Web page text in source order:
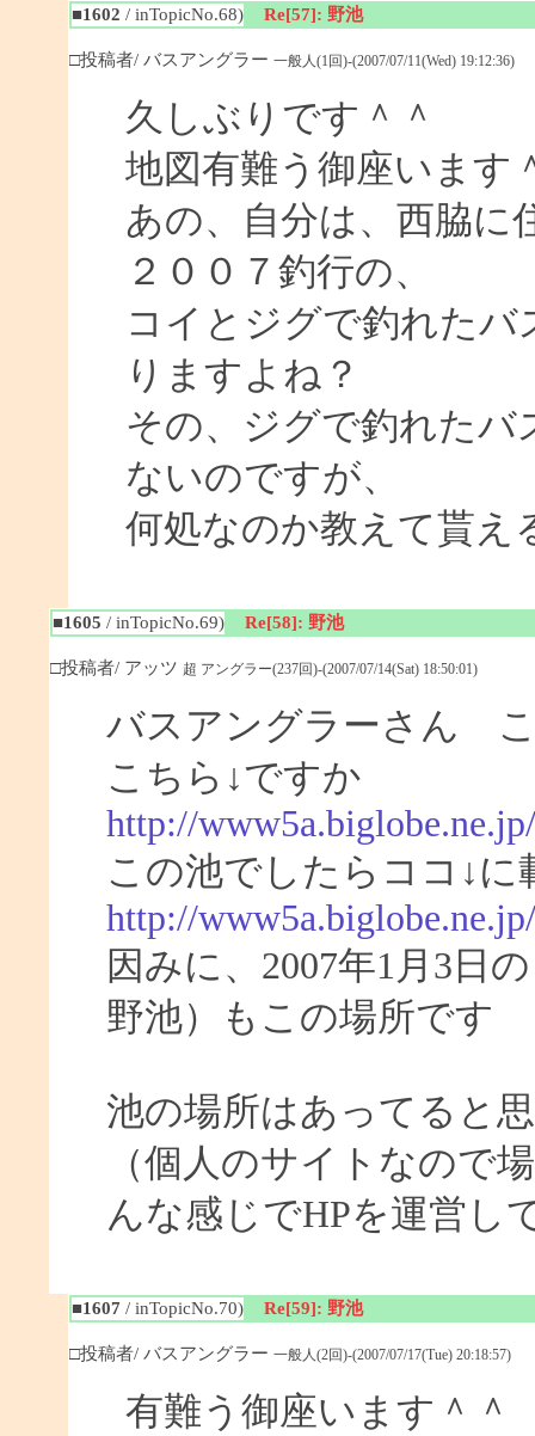
■1602 / inTopicNo.68) Re[57]: 野池
□投稿者/ バスアングラー 一般人(1回)-(2007/07/11(Wed) 19:12:36)
久しぶりです＾＾
地図有難う御座います
あの、自分は、西脇に
２００７釣行の、
コイとジグで釣れたバ
りますよね？
その、ジグで釣れたバ
ないのですが、
何処なのか教えて貰え
■1605 / inTopicNo.69) Re[58]: 野池
□投稿者/ アッツ 超 アングラー(237回)-(2007/07/14(Sat) 18:50:01)
バスアングラーさん
こちら↓ですか
http://
この池でしたらココ↓に
http://
因みに、2007年1月3日
野池）もこの場所です
池の場所はあってると
（個人のサイトなので
んな感じでHPを運営し
■1607 / inTopicNo.70) Re[59]: 野池
□投稿者/ バスアングラー 一般人(2回)-(2007/07/17(Tue) 20:18:57)
有難う御座います＾＾